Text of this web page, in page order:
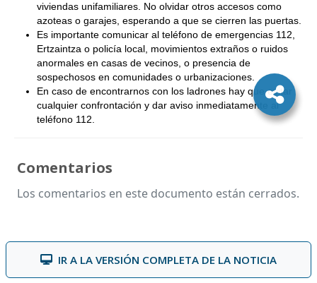
viviendas unifamiliares. No olvidar otros accesos como
azoteas o garajes, esperando a que se cierren las puertas.
Es importante comunicar al teléfono de emergencias 112,
Ertzaintza o policía local, movimientos extraños o ruidos
anormales en casas de vecinos, o presencia de
sospechosos en comunidades o urbanizaciones.
En caso de encontrarnos con los ladrones hay que evitar
cualquier confrontación y dar aviso inmediatamente al
teléfono 112.
Comentarios
Los comentarios en este documento están cerrados.
IR A LA VERSIÓN COMPLETA DE LA NOTICIA